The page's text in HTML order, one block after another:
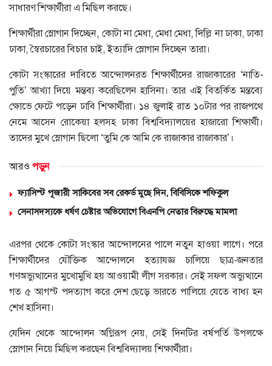
সাধারণ শিক্ষার্থীরা এ মিছিল করছে।
শিক্ষার্থীরা স্লোগান দিচ্ছেন, কোটা না মেধা, মেধা মেধা, দিল্লি না ঢাকা, ঢাকা
ঢাকা, স্বৈরচারের বিচার চাই, ইত্যাদি স্লোগান দিচ্ছেন তারা।
কোটা সংস্কারের দাবিতে আন্দোলনরত শিক্ষার্থীদের রাজাকারের ‘নাতি-
পুতি’ আখ্যা দিয়ে মন্তব্য করেছিলেন হাসিনা। তার এই বিতর্কিত মন্তব্যে
ক্ষোভে ফেটে পড়েন ঢাবি শিক্ষার্থীরা। ১৪ জুলাই রাত ১০টার পর রাজপথে
নেমে আসেন রোকেয়া হলসহ ঢাকা বিশ্ববিদ্যালয়ের হাজারো শিক্ষার্থী।
তাদের মুখে স্লোগান ছিলো ‘তুমি কে আমি কে রাজাকার রাজাকার’।
আরও পড়ুন
ফ্যাসিস্ট পূজারী সাকিবের সব রেকর্ড মুছে দিন, বিবিসিকে শফিকুল
সেনাসদস্যকে ধর্ষণ চেষ্টার অভিযোগে বিএনপি নেতার বিরুদ্ধে মামলা
এরপর থেকে কোটা সংস্কার আন্দোলনের পালে নতুন হাওয়া লাগে। পরে
শিক্ষার্থীদের যৌক্তিক আন্দোলনে হত্যাযজ্ঞ চালিয়ে ছাত্র-জনতার
গণঅভ্যুত্থানের মুখোমুখি হয় আওয়ামী লীগ সরকার। সেই সফল অভ্যুত্থানে
গত ৫ আগস্ট পদত্যাগ করে দেশ ছেড়ে ভারতে পালিয়ে যেতে বাধ্য হন
শেখ হাসিনা।
যেদিন থেকে আন্দোলন অগ্নিরূপ নেয়, সেই দিনটির বর্ষপর্তি উপলক্ষে
স্লোগান নিয়ে মিছিল করছেন বিশ্ববিদ্যালয় শিক্ষার্থীরা।